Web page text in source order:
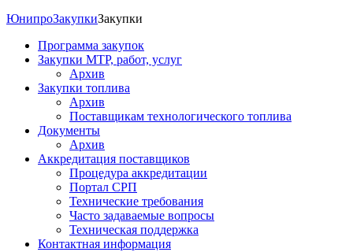
ЮнипроЗакупкиЗакупки
Программа закупок
Закупки МТР, работ, услуг
Архив
Закупки топлива
Архив
Поставщикам технологического топлива
Документы
Архив
Аккредитация поставщиков
Процедура аккредитации
Портал СРП
Технические требования
Часто задаваемые вопросы
Техническая поддержка
Контактная информация